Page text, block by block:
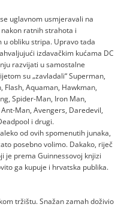
uglavnom usmjeravali na
ratnih strahota i
obliku stripa. Upravo tada
izdavačkim kućama DC
razvijati u samostalne
su „zavladali“ Superman,
Flash, Aquaman, Hawkman,
Spider-Man, Iron Man,
Man, Avengers, Daredevil,
i drugi.
od ovih spomenutih junaka,
posebno volimo. Dakako, riječ
je prema Guinnessovoj knjizi
ga kupuje i hrvatska publika.
tržištu. Snažan zamah doživio